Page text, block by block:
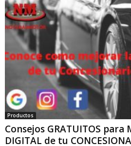
Productos
Consejos GRATUITOS para
DIGITAL de tu